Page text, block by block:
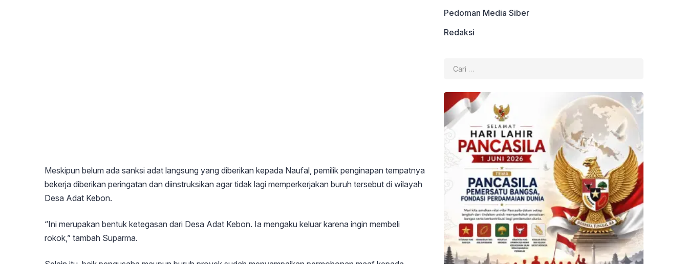
Meskipun belum ada sanksi adat langsung yang diberikan kepada Naufal, pemilik penginapan tempatnya
bekerja diberikan peringatan dan diinstruksikan agar tidak lagi memperkerjakan buruh tersebut di wilayah
Desa Adat Kebon.
“Ini merupakan bentuk ketegasan dari Desa Adat Kebon. Ia mengaku keluar karena ingin membeli
rokok,” tambah Suparma.
Pedoman Media Siber
Redaksi
untuk: